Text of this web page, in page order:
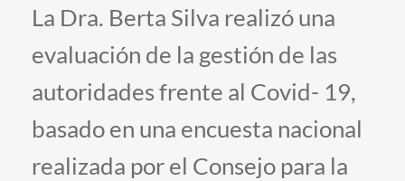
Admisión
Pregrado
Postgrado
Formación Continua
La Dra. Berta Silva realizó una
evaluación de la gestión de las
autoridades frente al Covid- 19,
basado en una encuesta nacional
realizada por el Consejo para la